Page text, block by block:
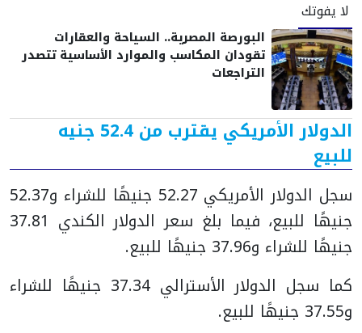
لا يفوتك
البورصة المصرية.. السياحة والعقارات
تقودان المكاسب والموارد الأساسية تتصدر
التراجعات
الدولار الأمريكي يقترب من 52.4 جنيه
للبيع
سجل الدولار الأمريكي 52.27 جنيهًا للشراء و52.37
جنيهًا للبيع، فيما بلغ سعر الدولار الكندي 37.81
جنيهًا للشراء و37.96 جنيهًا للبيع.
كما سجل الدولار الأسترالي 37.34 جنيهًا للشراء
و37.55 جنيهًا للبيع.